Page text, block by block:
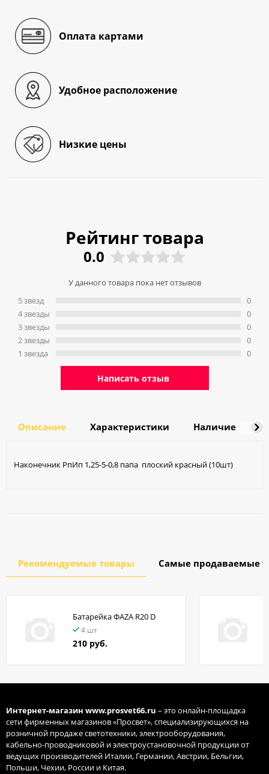
Оплата картами
Удобное расположение
Низкие цены
Рейтинг товара
0.0
У данного товара пока нет отзывов
5 звёзд
4 звeзды
3 звeзды
2 звeзды
1 звeзда
0
0
0
0
0
Написать отзыв
Описание Характеристики Наличие
Наконечник РпИп 1,25-5-0,8 папа плоский красный (10шт)
Рекомендуемые товары Самые продаваемые
Батарейка ФАZA R20 D
4 шт
210 руб.
Интернет-магазин www.prosvet66.ru – это онлайн-площадка
сети фирменных магазинов «Просвет», специализирующихся на
розничной продаже светотехники, электрооборудования,
кабельно-проводниковой и электроустановочной продукции от
ведущих производителей Италии, Германии, Австрии, Бельгии,
Польши, Чехии, России и Китая.